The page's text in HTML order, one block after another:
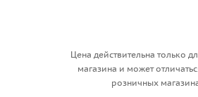
Цена действительна только
магазина и может
розничных